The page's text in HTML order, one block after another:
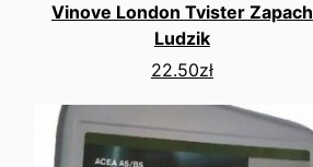
Vinove London Tvister Zapach
Ludzik
22.50zł